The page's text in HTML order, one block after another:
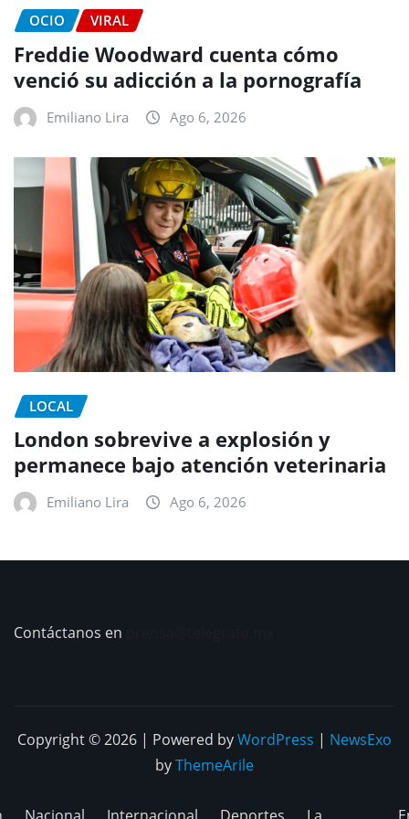
OCIO VIRAL
Freddie Woodward cuenta cómo
venció su adicción a la pornografía
Emiliano Lira Ago 6, 2026
LOCAL
London sobrevive a explosión y
permanece bajo atención veterinaria
Emiliano Lira Ago 6, 2026
Contáctanos en
Copyright © 2026 | Powered byWordPress | NewsExo
byThemeArile